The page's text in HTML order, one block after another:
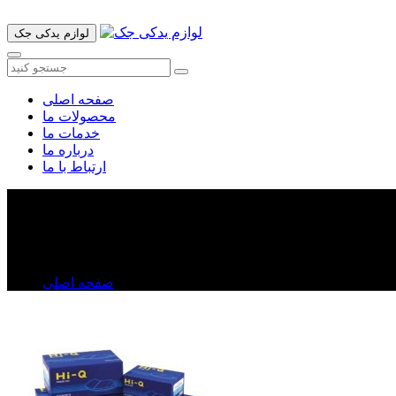
لوازم یدکی جک
صفحه اصلی
محصولات ما
خدمات ما
درباره ما
ارتباط با ما
صفحه اصلی